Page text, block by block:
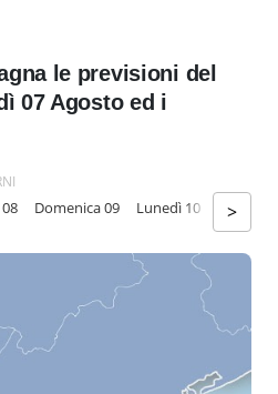
le previsioni del
07 Agosto ed i
Domenica 09 Lunedì 10 Martedì
>